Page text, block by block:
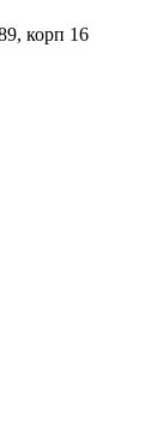
корп 16